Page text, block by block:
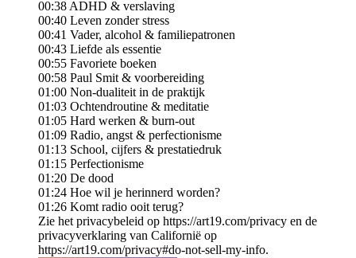
00:38 ADHD & verslaving
00:40 Leven zonder stress
00:41 Vader, alcohol & familiepatronen
00:43 Liefde als essentie
00:55 Favoriete boeken
00:58 Paul Smit & voorbereiding
01:00 Non-dualiteit in de praktijk
01:03 Ochtendroutine & meditatie
01:05 Hard werken & burn-out
01:09 Radio, angst & perfectionisme
01:13 School, cijfers & prestatiedruk
01:15 Perfectionisme
01:20 De dood
01:24 Hoe wil je herinnerd worden?
01:26 Komt radio ooit terug?
Zie het privacybeleid op https://art19.com/privacy en de
privacyverklaring van Californië op
https://art19.com/privacy#do-not-sell-my-info.